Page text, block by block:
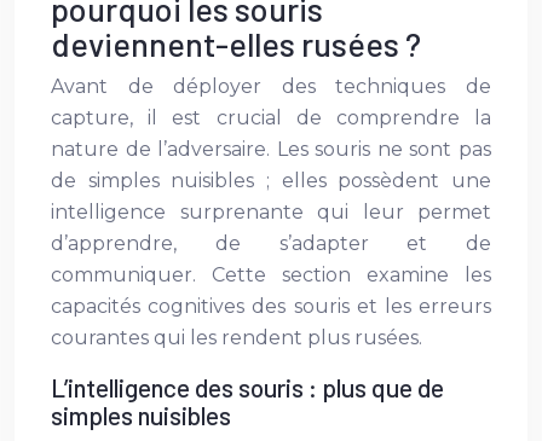
pourquoi les souris
deviennent-elles rusées ?
Avant de déployer des techniques de
capture, il est crucial de comprendre la
nature de l’adversaire. Les souris ne sont pas
de simples nuisibles ; elles possèdent une
intelligence surprenante qui leur permet
d’apprendre, de s’adapter et de
communiquer. Cette section examine les
capacités cognitives des souris et les erreurs
courantes qui les rendent plus rusées.
L’intelligence des souris : plus que de
simples nuisibles